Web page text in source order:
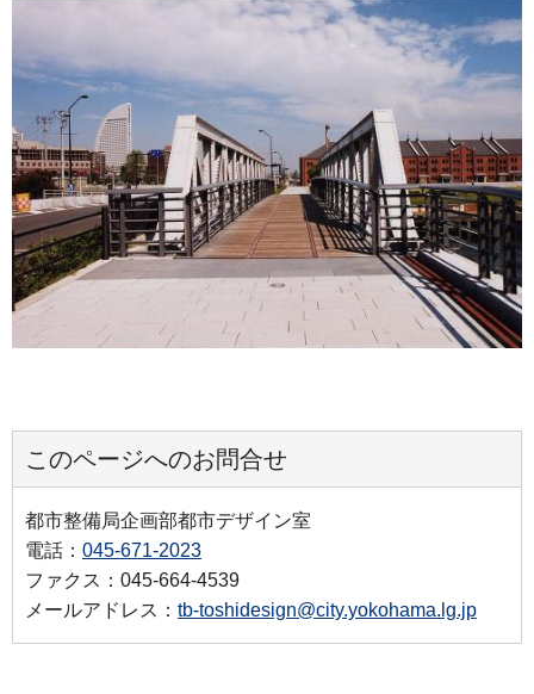
このページへのお問合せ
都市整備局企画部都市デザイン室
電話： 045-671-2023
ファクス：045-664-4539
メールアドレス： tb-toshidesign@city.yokohama.lg.jp